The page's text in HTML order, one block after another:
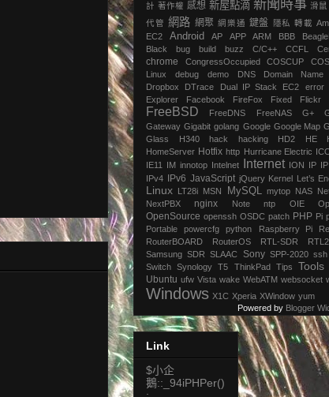
計 著作權 感想 新屋點滴 新聞時事 滑鼠
代管 網路 網聚 網樂通 鍵盤 隱私 轉載
EC2
Android AP APP ARM BBB
Black
bug build buzz C/C++ CCFL
chrome ‎CongressOccupied COSCUP
Linux
debug demo DNS
Domain Name
Dropbox
DTrace Dual IP Stack EC2
error
Explorer
Facebook FireFox Fixed Flickr
FreeBSD FreeDNS FreeNAS G+
Gateway Gigabit golang Google Google Map
Glass
H340 hack hacking HD2 HE
HomeServer Hotfix http Hurricane Electric
IE11
IM innotop Intelnet Internet ION IP
IPv4
IPv6 JavaScript jQuery Kernel Let’s
Linux LT28i MSN MySQL mytop NAS
NextPBX
nginx Note ntp OIE
OpenSource openssh OSDC patch PHP Pi
Portable
powercfg python Raspberry Pi
RouterBOARD
RouterOS RTL-SDR
Samsung SDR SLAAC Sony SPP-2020 ssh
Switch Synology T5 ThinkPad Tips Tools
Ubuntu ufw Vista wake WebATM websocket
Windows X1C Xperia XWindow yum
Powered by Blogger
Link
$小企
鵝::_94iPHPer()